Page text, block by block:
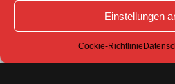
Einstellungen
Cookie-Richtlinie